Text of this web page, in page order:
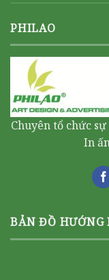
PHILAO
Chuyên tổ chức
In
BẢN ĐỒ HƯỚNG